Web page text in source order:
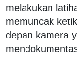
melakukan
memuncak
depan kamera